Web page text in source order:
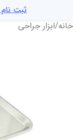
ثبت
خانه/ابزار جراحی